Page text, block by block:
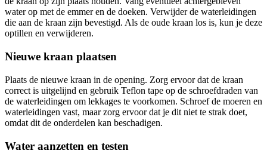
water op met de emmer en de doeken. Verwijder de waterleidingen
die aan de kraan zijn bevestigd. Als de oude kraan los is, kun je deze
optillen en verwijderen.
Nieuwe kraan plaatsen
Plaats de nieuwe kraan in de opening. Zorg ervoor dat de kraan
correct is uitgelijnd en gebruik Teflon tape op de schroefdraden van
de waterleidingen om lekkages te voorkomen. Schroef de moeren en
waterleidingen vast, maar zorg ervoor dat je dit niet te strak doet,
omdat dit de onderdelen kan beschadigen.
Water aanzetten en testen